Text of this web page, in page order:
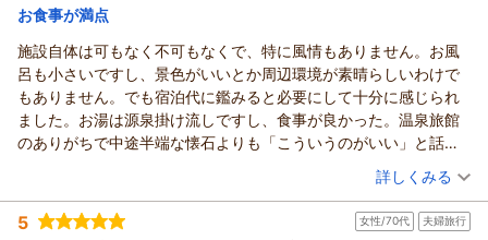
まいります。
ありがとうございました。
（返信日：2026/02/25）
酒蔵に関する情報提供して頂き、翌日、帰りに酒蔵に寄って一本
手に入れて帰りました。
本当に親切な気遣い、美味しい料理に感動した宿でした。
思い出に残るお正月になりました。ありがとうございました。
宿泊価格帯： 29,001～30,000円(大人一人あたり/税込)
鹿教湯温泉 くつろぎの宿 黒岩旅館からの返信
デブちん様
この度は、お正月の大切なご旅行に当館をご利用いただき、誠
にありがとうございました。
こじんまりとした温泉ではありますが、お湯には自信があり、
ゆっくり温まっていただけたとのこと嬉しく思います。
また、お食事について、あたたかいお言葉を頂戴し、料理人と
もども胸がいっぱいです。
お食事が満点
施設自体は可もなく不可もなくで、特に風情もありません。お風
呂も小さいですし、景色がいいとか周辺環境が素晴らしいわけで
もありません。でも宿泊代に鑑みると必要にして十分に感じられ
ました。お湯は源泉掛け流しですし、食事が良かった。温泉旅館
のありがちで中途半端な懐石よりも「こういうのがいい」と話し
ました。豪華ではなくても、地元の食材を中心に、きちんとおい
しさを考え抜かれた上で手をかけた料理で、非常に好感が持てま
した。
（投稿日：2025/12/24）
宿泊時期： 2025年11月宿泊 (夫婦旅行)
投稿者： バロンさん
詳しくみる
5 女性/70代 夫婦旅行